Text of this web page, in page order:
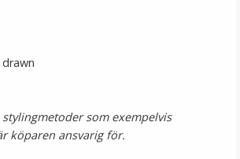
som exempelvis
köparen ansvarig för.